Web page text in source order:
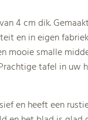
4 cm dik.
en in eigen
mooie smalle
tafel in uw
en heeft een